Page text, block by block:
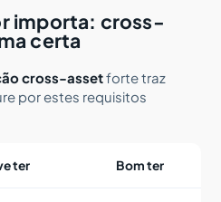
importa: cross-
certa
cross-assetforte traz
por estes requisitos
ter Bom ter